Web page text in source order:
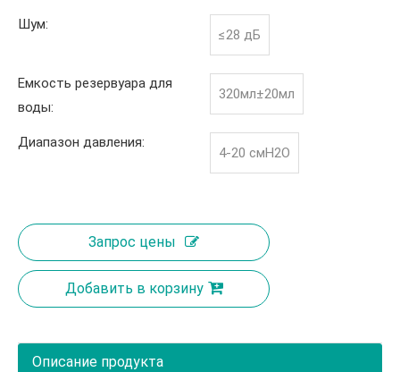
Шум:
≤28 дБ
Емкость резервуара для
воды:
320мл±20мл
Диапазон давления:
4-20 смH2O
Запрос цены
Добавить в корзину
Описание продукта